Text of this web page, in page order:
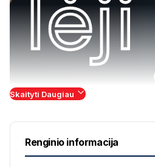
Skaityti Daugiau
Renginio informacija